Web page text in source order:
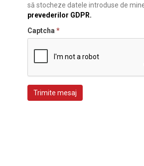
să stocheze datele introduse de
prevederilor GDPR.
Captcha *
Trimite mesaj